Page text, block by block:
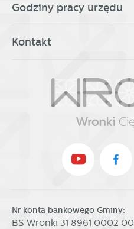
Godziny pracy urzędu
Kontakt
Nr konta bankowego Gminy:
BS Wronki 31 8961 0002